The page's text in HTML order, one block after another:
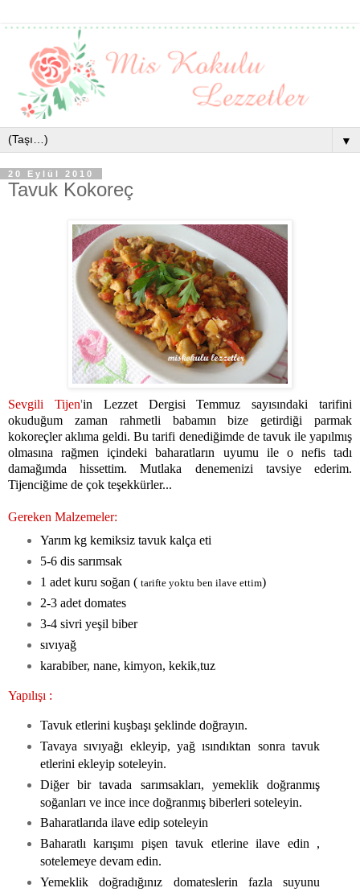
▼
20 Eylül 2010
Tavuk Kokoreç
Sevgili Tijen'in Lezzet Dergisi Temmuz sayısındaki tarifini
okuduğum zaman rahmetli babamın bize getirdiği parmak
kokoreçler aklıma geldi. Bu tarifi denediğimde de tavuk ile yapılmış
olmasına rağmen içindeki baharatların uyumu ile o nefis tadı
damağımda hissettim. Mutlaka denemenizi tavsiye ederim.
Tijenciğime de çok teşekkürler...
Gereken Malzemeler:
Yarım kg kemiksiz tavuk kalça eti
5-6 dis sarımsak
1 adet kuru soğan ( tarifte yoktu ben ilave ettim)
2-3 adet domates
3-4 sivri yeşil biber
sıvıyağ
karabiber, nane, kimyon, kekik,tuz
Yapılışı :
Tavuk etlerini kuşbaşı şeklinde doğrayın.
Tavaya sıvıyağı ekleyip, yağ ısındıktan sonra tavuk
etlerini ekleyip soteleyin.
Diğer bir tavada sarımsakları, yemeklik doğranmış
soğanları ve ince ince doğranmış biberleri soteleyin.
Baharatlarıda ilave edip soteleyin
Baharatlı karışımı pişen tavuk etlerine ilave edin ,
sotelemeye devam edin.
Yemeklik doğradığınız domateslerin fazla suyunu